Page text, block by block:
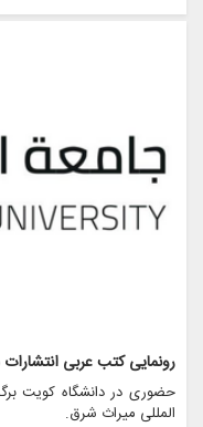
می کنیم تا از غرفه ما دیدن
شوید. به امید دیدار شما در
رونمایی کتب عربی
حضوری در دانشگاه کویت
المللی میراث شرق.